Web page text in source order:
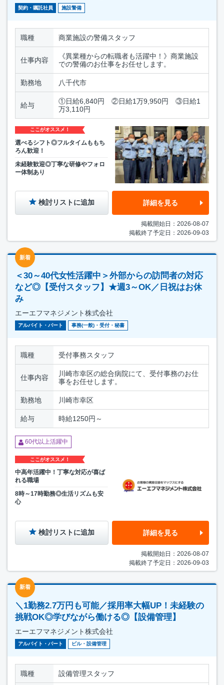
契約・嘱託社員 施設警備
職種 商業施設の警備スタッフ
仕事内容
《異業種からの転職者も活躍中！》商業施設
での警備のお仕事をお任せします。
勤務地 八千代市
給与
①日給6,840円 ②日給1万9,950円 ③日給1
万3,110円
ここがオススメ！
選べるシフト◎フルタイムももち
ろん歓迎！
未経験歓迎◎丁寧な研修やフォロ
ー体制あり
検討リストに追加 詳細を見る
掲載開始日：2026-08-07
掲載終了予定日：2026-09-03
新着
＜30～40代女性活躍中＞外部からの訪問者の対応
など◎【受付スタッフ】★週3～OK／日祝はお休
み
エーエフマネジメント株式会社
アルバイト・パート 事務(一般)・受付・秘書
職種 受付事務スタッフ
仕事内容
川崎市幸区の総合病院にて、受付事務のお仕
事をお任せします。
勤務地 川崎市幸区
給与 時給1250円～
60代以上活躍中
ここがオススメ！
中高年活躍中！丁寧な対応が喜ば
れる職場
8時～17時勤務◎生活リズムも安
心
検討リストに追加 詳細を見る
掲載開始日：2026-08-07
掲載終了予定日：2026-09-03
新着
＼1勤務2.7万円も可能／採用率大幅UP！未経験の
挑戦OK◎学びながら働ける◎【設備管理】
エーエフマネジメント株式会社
アルバイト・パート ビル・設備管理
職種 設備管理スタッフ